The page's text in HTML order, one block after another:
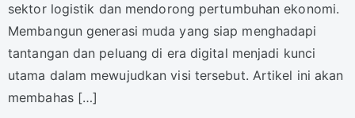
sektor logistik dan mendorong pertumbuhan ekonomi.
Membangun generasi muda yang siap menghadapi
tantangan dan peluang di era digital menjadi kunci
utama dalam mewujudkan visi tersebut. Artikel ini akan
membahas […]